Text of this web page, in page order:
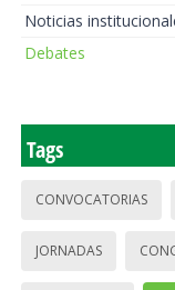
Noticias
Debates
Tags
CONVOCATORIAS
JORNADAS